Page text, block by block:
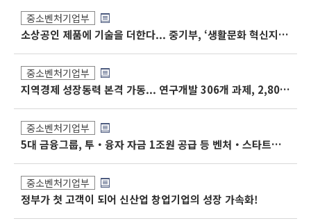
중소벤처기업부
소상공인 제품에 기술을 더한다... 중기부, ‘생활문화 혁신지원’ 400억원 투입
중소벤처기업부
지역경제 성장동력 본격 가동... 연구개발 306개 과제, 2,800억 원 투입
중소벤처기업부
5대 금융그룹, 투‧융자 자금 1조원 공급 등 벤처‧스타트업 성장 지원에 동참
중소벤처기업부
정부가 첫 고객이 되어 신산업 창업기업의 성장 가속화!